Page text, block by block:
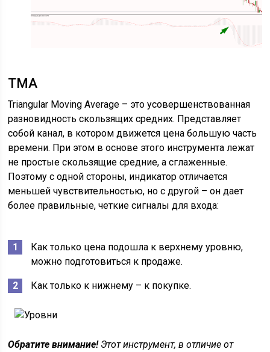
TMA
Triangular Moving Average – это усовершенствованная
разновидность скользящих средних. Представляет
собой канал, в котором движется цена большую часть
времени. При этом в основе этого инструмента лежат
не простые скользящие средние, а сглаженные.
Поэтому с одной стороны, индикатор отличается
меньшей чувствительностью, но с другой – он дает
более правильные, четкие сигналы для входа:
Как только цена подошла к верхнему уровню,
можно подготовиться к продаже.
Как только к нижнему – к покупке.
Обратите внимание!Этот инструмент, в отличие от